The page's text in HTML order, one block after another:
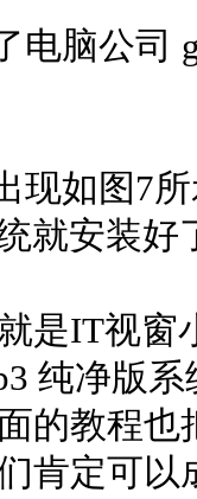
脑公司
如图7所
就安装好
IT视窗
纯净版
的教程
肯定可